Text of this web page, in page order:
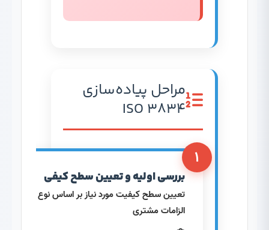
مراحل پیاده‌سازی
ISO 3834
۱
بررسی اولیه و تعیین سطح کیفی
تعیین سطح کیفیت مورد نیاز بر اساس نوع محصول و
الزامات مشتری